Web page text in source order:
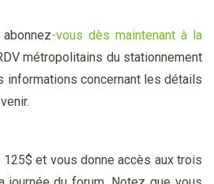
-vous dès maintenant à la
métropolitains du stationnement
informations concernant les détails
et vous donne accès aux trois